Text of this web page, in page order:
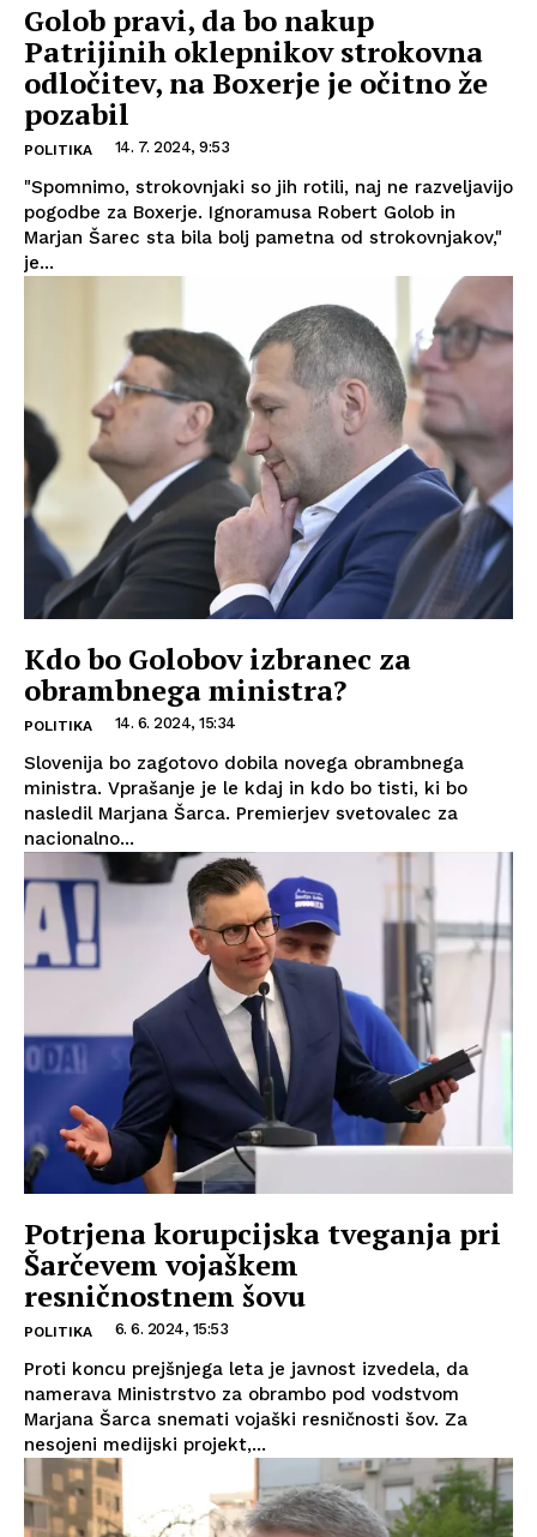
Golob pravi, da bo nakup
Patrijinih oklepnikov strokovna
odločitev, na Boxerje je očitno že
pozabil
POLITIKA 14. 7. 2024, 9:53
"Spomnimo, strokovnjaki so jih rotili, naj ne razveljavijo
pogodbe za Boxerje. Ignoramusa Robert Golob in
Marjan Šarec sta bila bolj pametna od strokovnjakov,"
je...
Kdo bo Golobov izbranec za
obrambnega ministra?
POLITIKA 14. 6. 2024, 15:34
Slovenija bo zagotovo dobila novega obrambnega
ministra. Vprašanje je le kdaj in kdo bo tisti, ki bo
nasledil Marjana Šarca. Premierjev svetovalec za
nacionalno...
Potrjena korupcijska tveganja pri
Šarčevem vojaškem
resničnostnem šovu
POLITIKA 6. 6. 2024, 15:53
Proti koncu prejšnjega leta je javnost izvedela, da
namerava Ministrstvo za obrambo pod vodstvom
Marjana Šarca snemati vojaški resničnosti šov. Za
nesojeni medijski projekt,...